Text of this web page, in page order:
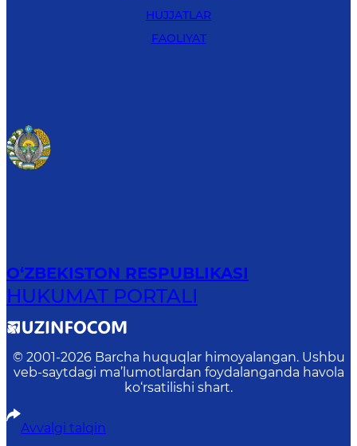
HUJJATLAR
FAOLIYAT
O‘ZBEKISTON RESPUBLIKASI
HUKUMAT PORTALI
© 2001-2026 Barcha huquqlar himoyalangan. Ushbu
veb-saytdagi ma’lumotlardan foydalanganda havola
ko‘rsatilishi shart.
Avvalgi talqin